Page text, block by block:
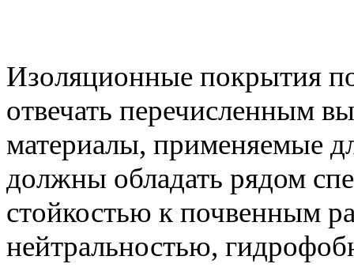
Изоляционные покрытия
отвечать перечисленным
материалы, применяемые
должны обладать рядом
стойкостью к почвенным
нейтральностью,